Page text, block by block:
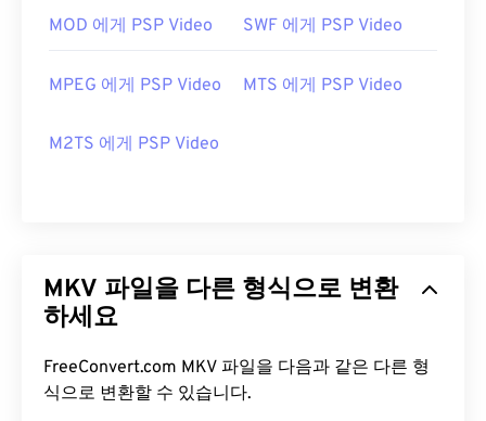
MOD 에게 PSP Video SWF 에게 PSP Video
MPEG 에게 PSP Video MTS 에게 PSP Video
M2TS 에게 PSP Video
MKV 파일을 다른 형식으로 변환
하세요
FreeConvert.com MKV 파일을 다음과 같은 다른 형
식으로 변환할 수 있습니다.